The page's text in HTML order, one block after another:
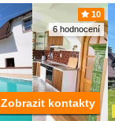
10
6 hodnocení
Zobrazit kontakty